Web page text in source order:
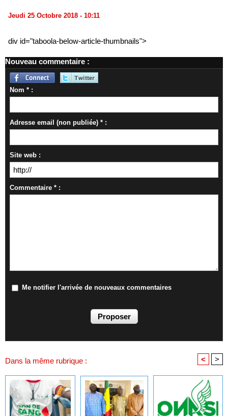
Jeudi 25 Octobre 2018 - 10:11
div id="taboola-below-article-thumbnails">
Nouveau commentaire :
Nom * :
Adresse email (non publiée) * :
Site web :
Commentaire * :
Me notifier l'arrivée de nouveaux commentaires
Dans la même rubrique : < >